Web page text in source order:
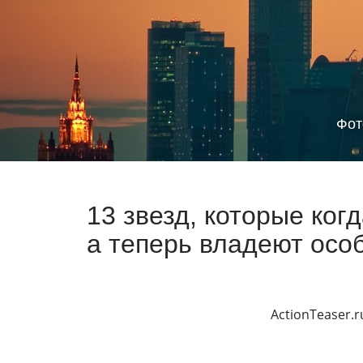
13 звезд, которые
а теперь владеют